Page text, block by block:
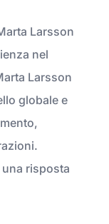
Larsson
nel
Larsson
globale e
risposta